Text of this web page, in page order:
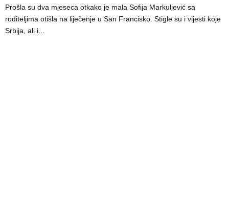
Prošla su dva mjeseca otkako je mala Sofija Markuljević sa
roditeljima otišla na liječenje u San Francisko. Stigle su i vijesti koje
Srbija, ali i...